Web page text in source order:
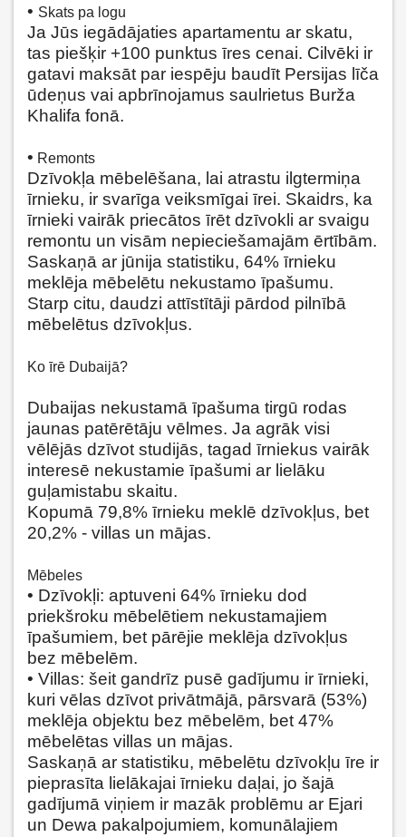
• Skats pa logu
Ja Jūs iegādājaties apartamentu ar skatu,
tas piešķir +100 punktus īres cenai. Cilvēki ir
gatavi maksāt par iespēju baudīt Persijas līča
ūdeņus vai apbrīnojamus saulrietus Burža
Khalifa fonā.
• Remonts
Dzīvokļa mēbelēšana, lai atrastu ilgtermiņa
īrnieku, ir svarīga veiksmīgai īrei. Skaidrs, ka
īrnieki vairāk priecātos īrēt dzīvokli ar svaigu
remontu un visām nepieciešamajām ērtībām.
Saskaņā ar jūnija statistiku, 64% īrnieku
meklēja mēbelētu nekustamo īpašumu.
Starp citu, daudzi attīstītāji pārdod pilnībā
mēbelētus dzīvokļus.
Ko īrē Dubaijā?
Dubaijas nekustamā īpašuma tirgū rodas
jaunas patērētāju vēlmes. Ja agrāk visi
vēlējās dzīvot studijās, tagad īrniekus vairāk
interesē nekustamie īpašumi ar lielāku
guļamistabu skaitu.
Kopumā 79,8% īrnieku meklē dzīvokļus, bet
20,2% - villas un mājas.
Mēbeles
• Dzīvokļi: aptuveni 64% īrnieku dod
priekšroku mēbelētiem nekustamajiem
īpašumiem, bet pārējie meklēja dzīvokļus
bez mēbelēm.
• Villas: šeit gandrīz pusē gadījumu ir īrnieki,
kuri vēlas dzīvot privātmājā, pārsvarā (53%)
meklēja objektu bez mēbelēm, bet 47%
mēbelētas villas un mājas.
Saskaņā ar statistiku, mēbelētu dzīvokļu īre ir
pieprasīta lielākajai īrnieku daļai, jo šajā
gadījumā viņiem ir mazāk problēmu ar Ejari
un Dewa pakalpojumiem, komunālajiem